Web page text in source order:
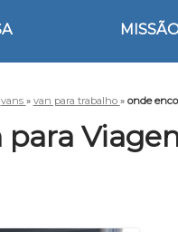
vans » van para trabalho » onde
para